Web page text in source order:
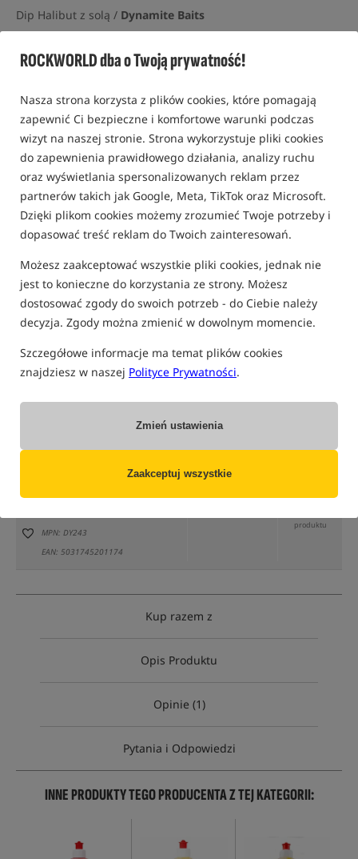
ROCKWORLD dba o Twoją prywatność!
Nasza strona korzysta z plików cookies, które pomagają
zapewnić Ci bezpieczne i komfortowe warunki podczas
wizyt na naszej stronie. Strona wykorzystuje pliki cookies
do zapewnienia prawidłowego działania, analizy ruchu
oraz wyświetlania spersonalizowanych reklam przez
partnerów takich jak Google, Meta, TikTok oraz Microsoft.
Dzięki plikom cookies możemy zrozumieć Twoje potrzeby i
dopasować treść reklam do Twoich zainteresowań.
Możesz zaakceptować wszystkie pliki cookies, jednak nie
jest to konieczne do korzystania ze strony. Możesz
dostosować zgody do swoich potrzeb - do Ciebie należy
decyzja. Zgody można zmienić w dowolnym momencie.
Szczegółowe informacje ma temat plików cookies
znajdziesz w naszej Polityce Prywatności.
Zmień ustawienia
Zaakceptuj wszystkie
Dip Halibut z solą / Dynamite Baits
1 opinia | ponad 20 osób kupiło ten produkt
Cena PLN
MPN: DY243
EAN: 5031745201174
produktu
Kup razem z
Opis Produktu
Opinie (1)
Pytania i Odpowiedzi
INNE PRODUKTY TEGO PRODUCENTA Z TEJ KATEGORII: